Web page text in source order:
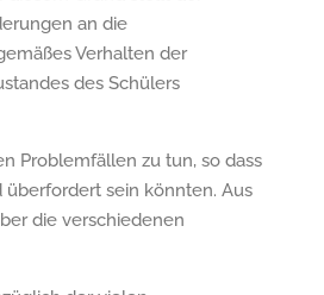
an die
Verhalten der
des Schülers
Problemfällen zu tun, so dass
sein könnten. Aus
die verschiedenen